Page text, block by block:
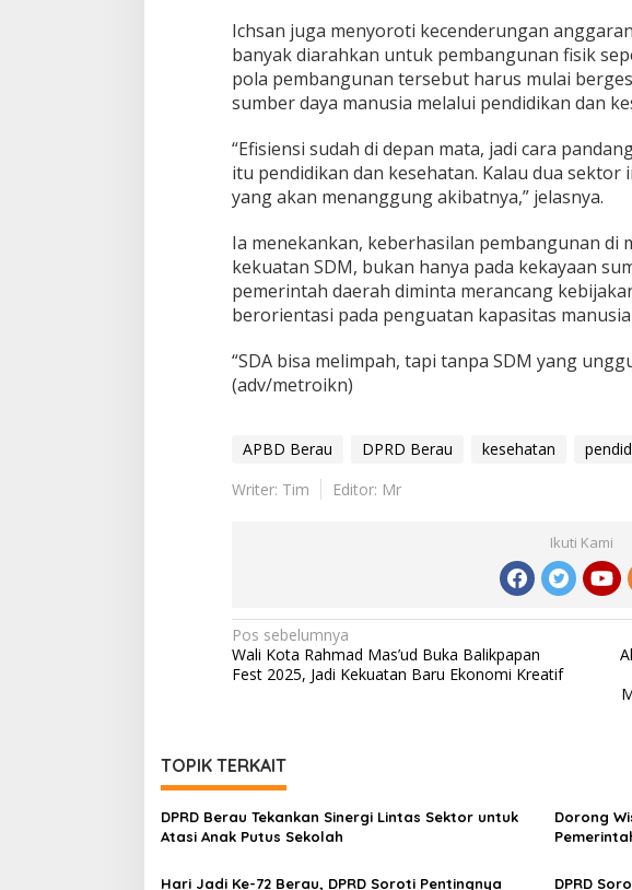
Ichsan juga menyoroti kecenderungan
banyak diarahkan untuk pembangunan fisik
pola pembangunan tersebut harus mulai
sumber daya manusia melalui pendidikan dan
“Efisiensi sudah di depan mata, jadi cara
itu pendidikan dan kesehatan. Kalau dua sektor
yang akan menanggung akibatnya,” jelasnya.
Ia menekankan, keberhasilan pembangunan di
kekuatan SDM, bukan hanya pada kekayaan
pemerintah daerah diminta merancang
berorientasi pada penguatan kapasitas
“SDA bisa melimpah, tapi tanpa SDM yang
(adv/metroikn)
APBD Berau DPRD Berau kesehatan
Writer: Tim
Editor: Mr
Ikuti Kami
Navigasi
pos
Pos sebelumnya
Wali Kota Rahmad Mas’ud Buka Balikpapan
Fest 2025, Jadi Kekuatan Baru Ekonomi Kreatif
TOPIK TERKAIT
DPRD Berau Tekankan Sinergi Lintas Sektor untuk
Atasi Anak Putus Sekolah
Dorong
Hari Jadi Ke-72 Berau, DPRD Soroti Pentingnya
DPRD